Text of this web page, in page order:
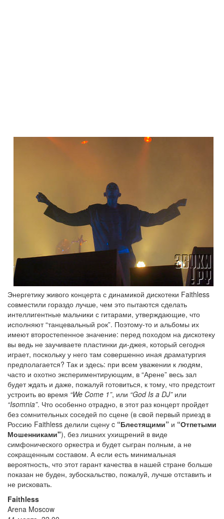
Энергетику живого концерта с динамикой дискотеки Faithless
совместили гораздо лучше, чем это пытаются сделать
интеллигентные мальчики с гитарами, утверждающие, что
исполняют “танцевальный рок”. Поэтому-то и альбомы их
имеют второстепенное значение: перед походом на дискотеку
вы ведь не заучиваете пластинки ди-джея, который сегодня
играет, поскольку у него там совершенно иная драматургия
предполагается? Так и здесь: при всем уважении к людям,
часто и охотно экспериментирующим, в “Арене” весь зал
будет ждать и даже, пожалуй готовиться, к тому, что предстоит
устроить во время “We Come 1”, или “God Is a DJ”или
“Isomnia”. Что особенно отрадно, в этот раз концерт пройдет
без сомнительных соседей по сцене (в свой первый приезд в
Россию Faithless делили сцену c “Блестящими” и “Отпетыми
Мошенниками"), без лишних ухищрений в виде
симфонического оркестра и будет сыгран полным, а не
сокращенным составом. А если есть минимальная
вероятность, что этот гарант качества в нашей стране больше
показан не буден, зубоскальство, пожалуй, лучше отставить и
не рисковать.
Faithless
Arena Moscow